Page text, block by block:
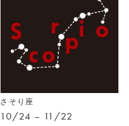
さそり座
10/24 – 11/22